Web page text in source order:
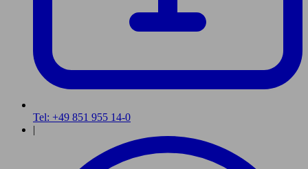
Tel: +49 851 955 14-0
|